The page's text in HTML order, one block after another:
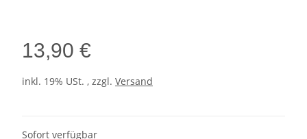
13,90 €
inkl. 19% USt. , zzgl. Versand
Sofort verfügbar